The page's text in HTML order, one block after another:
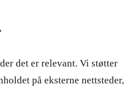
det er relevant. Vi støtter
på eksterne nettsteder,